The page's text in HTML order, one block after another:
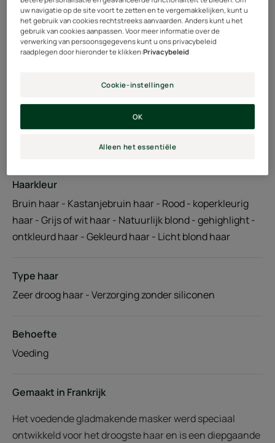
Een diepgaand voedende en gladstrijkende formule
barstensvol krachtige deskundige bestanddelen voor een
professioneel resultaat.
Ideaal voor
Haarkleur
Bruin haar - Kastanjebruin haar - Rood - koperkleurig
haar - Grijs of wit haar - Natuurlijk blond - gehighlight -
ontkleurd haar - Gekleurd haar - Licht blond haar
Type haar
Zeer droog haar - Verzorging zonder siliconen
Behoefte
Voeding
Gemaakt in Frankrijk
Het voedende gladmakende masker werd speciaal
ontwikkeld voor het droogste haar en is een diepgaande
uw navigatie op de site voort te zetten en te vergemakkelijken, kunt u
het gebruik van cookies rechtstreeks aanvaarden. Anders kunt u het
gebruik van cookies aanpassen. Voor meer informatie over de
verwerking van persoonsgegevens kunt u ons privacybeleid
raadplegen door hieronder te klikken:Privacybeleid
Cookie-instellingen
Alleen het essentiële
OK